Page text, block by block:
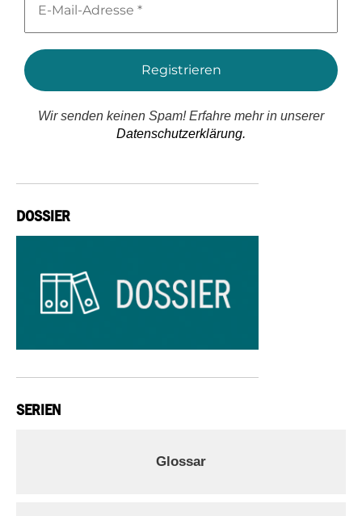
Mail-
*
Wir senden keinen Spam! Erfahre mehr in unserer
Datenschutzerklärung.
DOSSIER
SERIEN
Glossar